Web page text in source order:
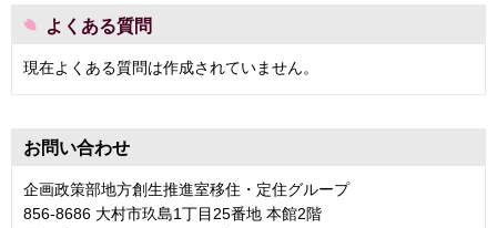
よくある質問
現在よくある質問は作成されていません。
お問い合わせ
企画政策部地方創生推進室移住・定住グループ
856-8686 大村市玖島1丁目25番地 本館2階